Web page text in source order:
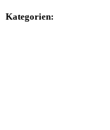
Kategorien: